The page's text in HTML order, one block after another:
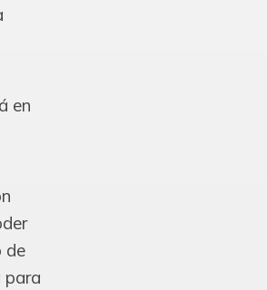
en
de
para